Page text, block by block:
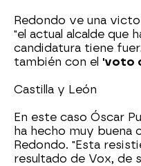
Redondo ve una
"el actual alcalde que
candidatura tiene
también con el 'voto
Castilla y León
En este caso Óscar
ha hecho muy buena
Redondo. "Esta
resultado de Vox, de